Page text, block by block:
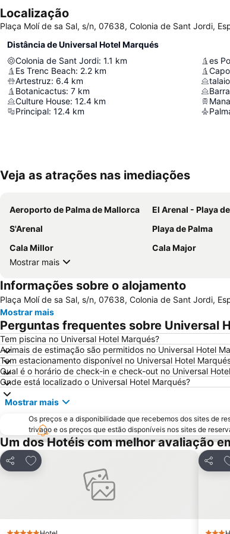
Localização
Plaça Molí de sa Sal, s/n, 07638, Colonia de Sant Jordi,
Distância de Universal Hotel Marqués
Colonia de Sant Jordi: 1.1 km
Es Trenc Beach: 2.2 km
Artestruz: 6.4 km
Botanicactus: 7 km
Culture House: 12.4 km
Principal: 12.4 km
es
Veja as atrações nas imediações
Aeroporto de Palma de Mallorca El Arenal - Playa
S'Arenal
Playa de Palma
Cala Millor
Cala Major
Mostrar mais
Informações sobre o alojamento
Plaça Molí de sa Sal, s/n, 07638, Colonia de Sant Jordi,
Mostrar mais
Perguntas frequentes sobre Universal
Tem piscina no Universal Hotel Marqués?
Animais de estimação são permitidos no Universal Hotel
Tem estacionamento disponível no Universal Hotel
Qual é o horário de check-in e check-out no Universal
Onde está localizado o Universal Hotel Marqués?
Mostrar mais
Os preços e a disponibilidade que recebemos dos sites de
trivago e os preços que estão disponíveis nos sites de
Um dos Hotéis com melhor avaliação
Partilhar
Adicionar aos favoritos